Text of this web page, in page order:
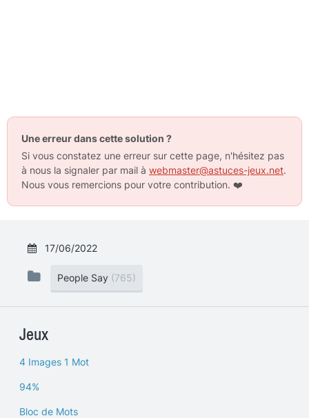
Une erreur dans cette solution ?
Si vous constatez une erreur sur cette page, n'hésitez pas
à nous la signaler par mail à webmaster@astuces-jeux.net.
Nous vous remercions pour votre contribution. ❤️
17/06/2022
People Say (765)
Jeux
4 Images 1 Mot
94%
Bloc de Mots